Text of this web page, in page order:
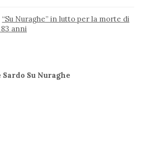
“Su Nuraghe” in lutto per la morte di
anni
Su Nuraghe